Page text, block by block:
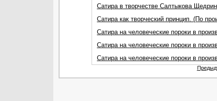
Сатира в творчестве Салтыкова
Сатира как творческий принцип. (По
Сатира на человеческие пороки в
Сатира на человеческие пороки в
Сатира на человеческие пороки в